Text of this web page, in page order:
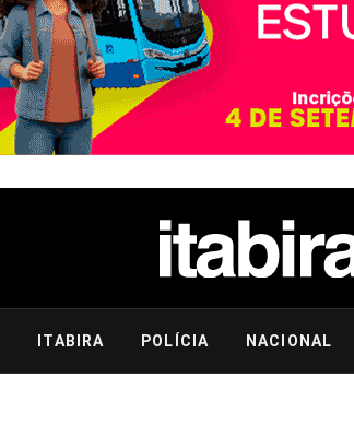
ITABIRA POLÍCIA NACIONAL